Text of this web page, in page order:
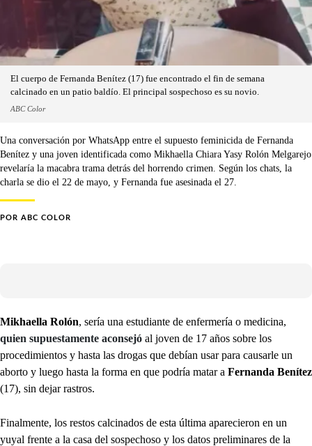
El cuerpo de Fernanda Benítez (17) fue encontrado el fin de semana
calcinado en un patio baldío. El principal sospechoso es su novio.
ABC Color
Una conversación por WhatsApp entre el supuesto feminicida de Fernanda
Benítez y una joven identificada como Mikhaella Chiara Yasy Rolón Melgarejo
revelaría la macabra trama detrás del horrendo crimen. Según los chats, la
charla se dio el 22 de mayo, y Fernanda fue asesinada el 27.
POR ABC COLOR
Mikhaella Rolón, sería una estudiante de enfermería o medicina,
quien supuestamente aconsejó al joven de 17 años sobre los
procedimientos y hasta las drogas que debían usar para causarle un
aborto y luego hasta la forma en que podría matar a Fernanda Benítez
(17), sin dejar rastros.
Finalmente, los restos calcinados de esta última aparecieron en un
yuyal frente a la casa del sospechoso y los datos preliminares de la